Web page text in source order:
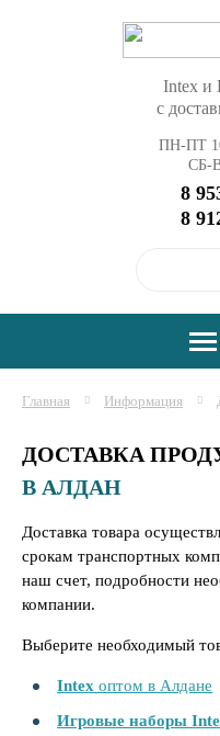
Intex и
с
ПН-ПТ
СБ-
8
8
Главная Информация
ДОСТАВКА
В АЛДАН
Доставка товара
срокам транспортных
наш счет, подробности
компании.
Выберите необходимый
Intex оптом в Алдане
Игровые наборы